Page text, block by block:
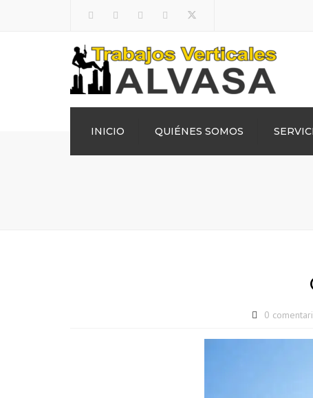
FacebookLinkedIn PinterestInstagram
INICIO QUIÉNES SOMOS
Pinchos
0